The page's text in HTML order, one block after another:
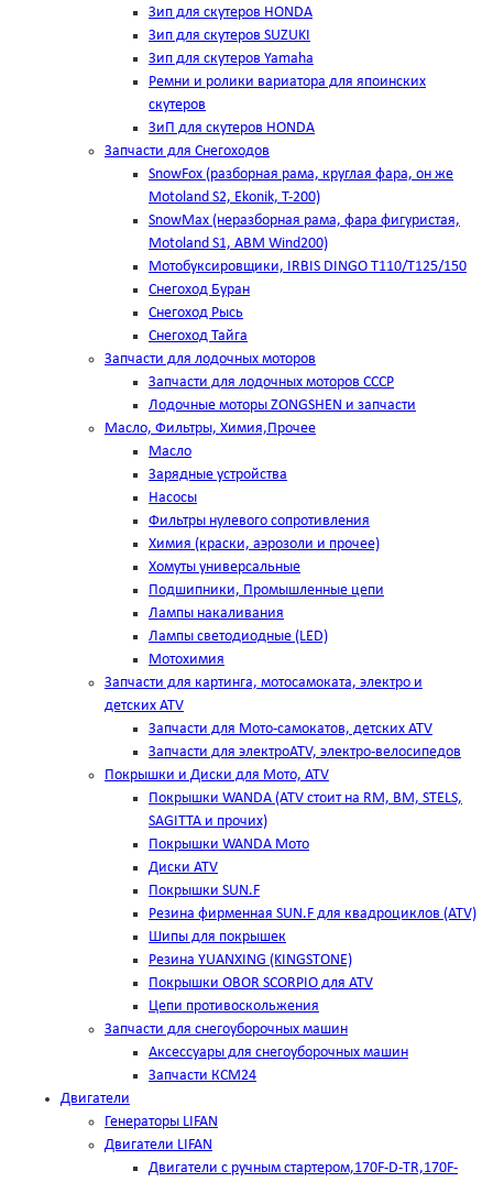
Зип для скутеров HONDA
Зип для скутеров SUZUKI
Зип для скутеров Yamaha
Ремни и ролики вариатора для япоинских
скутеров
ЗиП для скутеров HONDA
Запчасти для Снегоходов
SnowFox (разборная рама, круглая фара, он же
Motoland S2, Ekonik, T-200)
SnowMax (неразборная рама, фара фигуристая,
Motoland S1, ABM Wind200)
Мотобуксировщики, IRBIS DINGO Т110/Т125/150
Снегоход Буран
Снегоход Рысь
Снегоход Тайга
Запчасти для лодочных моторов
Запчасти для лодочных моторов СССР
Лодочные моторы ZONGSHEN и запчасти
Масло, Фильтры, Химия,Прочее
Масло
Зарядные устройства
Насосы
Фильтры нулевого сопротивления
Химия (краски, аэрозоли и прочее)
Хомуты универсальные
Подшипники, Промышленные цепи
Лампы накаливания
Лампы светодиодные (LED)
Мотохимия
Запчасти для картинга, мотосамоката, электро и
детских ATV
Запчасти для Мото-самокатов, детских ATV
Запчасти для электроATV, электро-велосипедов
Покрышки и Диски для Мото, ATV
Покрышки WANDA (АТV стоит на RM, BM, STELS,
SAGITTA и прочих)
Покрышки WANDA Мото
Диски ATV
Покрышки SUN.F
Резина фирменная SUN.F для квадроциклов (АТV)
Шипы для покрышек
Резина YUANXING (KINGSTONE)
Покрышки OBOR SCORPIO для ATV
Цепи противоскольжения
Запчасти для снегоуборочных машин
Аксессуары для снегоуборочных машин
Запчасти КСМ24
Двигатели
Генераторы LIFAN
Двигатели LIFAN
Двигатели с ручным стартером,170F-D-TR,170F-